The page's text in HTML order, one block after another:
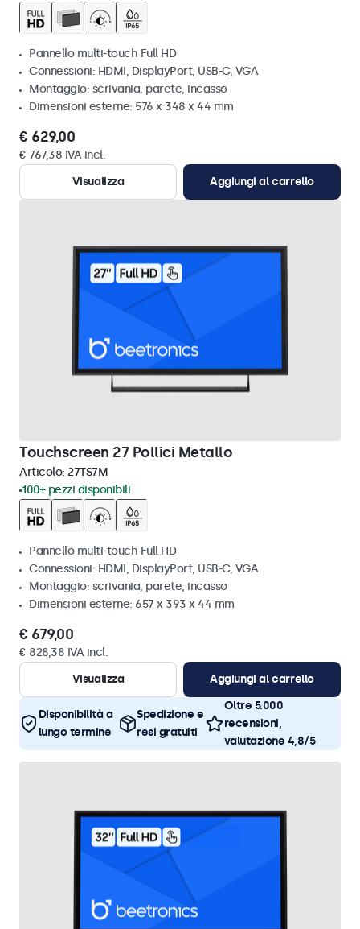
Pannello multi-touch Full HD
Connessioni: HDMI, DisplayPort, USB-C, VGA
Montaggio: scrivania, parete, incasso
Dimensioni esterne: 576 x 348 x 44 mm
€ 629,00
€ 767,38 IVA incl.
Visualizza
Aggiungi al carrello
Touchscreen 27 Pollici Metallo
Articolo: 27TS7M
100+ pezzi disponibili
Pannello multi-touch Full HD
Connessioni: HDMI, DisplayPort, USB-C, VGA
Montaggio: scrivania, parete, incasso
Dimensioni esterne: 657 x 393 x 44 mm
€ 679,00
€ 828,38 IVA incl.
Visualizza
Aggiungi al carrello
Disponibilità a
lungo termine
Spedizione e
resi gratuiti
Oltre 5.000
recensioni,
valutazione 4,8/5